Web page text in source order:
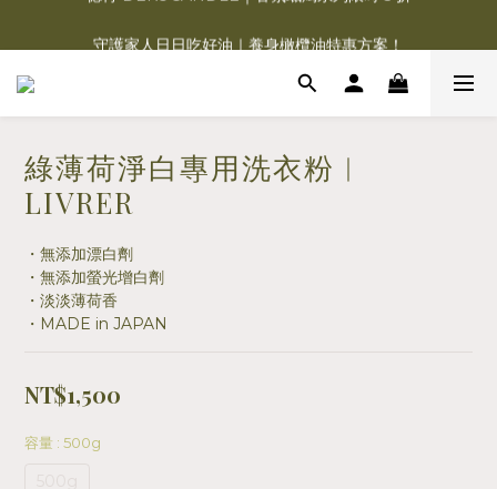
守護家人日日吃好油｜養身橄欖油特惠方案！
Charme d‘Orient 夏赫曼 | 福利品3.8折清倉！
綠薄荷淨白專用洗衣粉︱
LIVRER
・無添加漂白劑
・無添加螢光增白劑
・淡淡薄荷香
・MADE in JAPAN
NT$1,500
容量 : 500g